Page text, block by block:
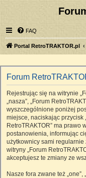
FAQ
Portal RetroTRAKTOR.pl
Forum
Rejestrując się na witrynie
„nasza”, „Forum
wyszczególnione poniżej
miejsce, naciskając przycisk
RetroTRAKTOR” ma prawo
postanowienia, informując
użytkownicy sami
witryny „Forum
akceptujesz te zmiany ze
Nasze fora zwane też „one”,